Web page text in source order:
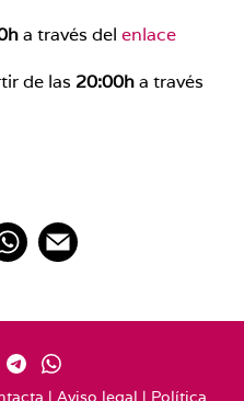
a través del enlace
de las 20:00ha través
| Aviso legal | Política